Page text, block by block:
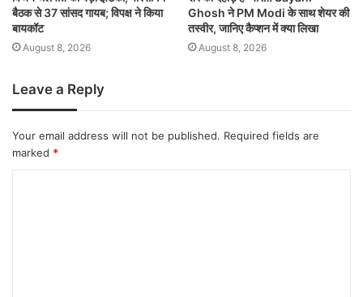
बैठक से 37 सांसद गायब; विपक्ष ने किया
बायकॉट
August 8, 2026
Ghosh ने PM Modi के साथ शेयर की
तस्वीर, जानिए कैप्शन में क्या लिखा
August 8, 2026
Leave a Reply
Your email address will not be published. Required fields are
marked *